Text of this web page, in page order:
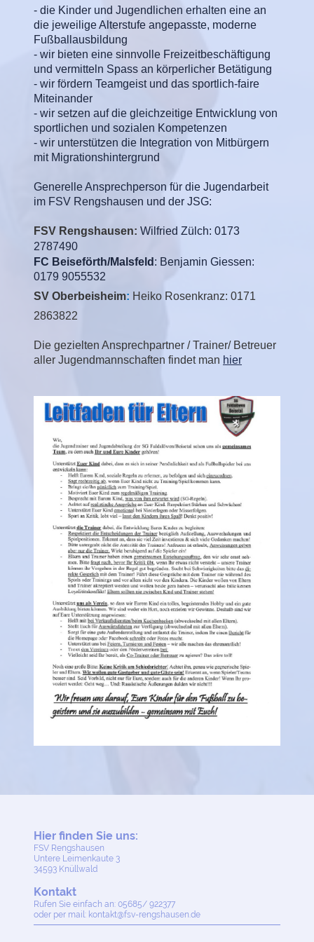
- die Kinder und Jugendlichen erhalten eine an
die jeweilige Alterstufe angepasste, moderne
Fußballausbildung
- wir bieten eine sinnvolle Freizeitbeschäftigung
und vermitteln Spass an körperlicher Betätigung
- wir fördern Teamgeist und das sportlich-faire
Miteinander
- wir setzen auf die gleichzeitige Entwicklung von
sportlichen und sozialen Kompetenzen
- wir unterstützen die Integration von Mitbürgern
mit Migrationshintergrund
Generelle Ansprechperson für die Jugendarbeit
im FSV Rengshausen und der JSG:
FSV Rengshausen: Wilfried Zülch: 0173
2787490
FC Beiseförth/Malsfeld : Benjamin Giessen:
0179 9055532
SV Oberbeisheim: Heiko Rosenkranz: 0171
2863822
Die gezielten Ansprechpartner / Trainer/ Betreuer
aller Jugendmannschaften findet man hier
Hier finden Sie uns:
FSV Rengshausen
Untere Leimenkaute 3
34593 Knüllwald
Kontakt
Rufen Sie einfach an: 05685/ 922377
oder per mail: kontakt@fsv-rengshausen.de